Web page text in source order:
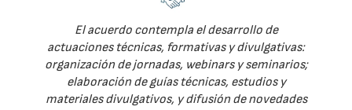
El acuerdo contempla el desarrollo de
actuaciones técnicas, formativas y divulgativas:
organización de jornadas, webinars y seminarios;
elaboración de guías técnicas, estudios y
materiales divulgativos, y difusión de novedades